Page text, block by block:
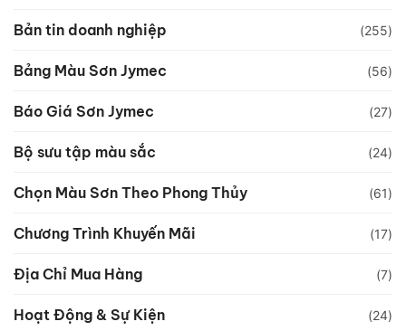
Bản tin doanh nghiệp (255)
Bảng Màu Sơn Jymec (56)
Báo Giá Sơn Jymec (27)
Bộ sưu tập màu sắc (24)
Chọn Màu Sơn Theo Phong Thủy (61)
Chương Trình Khuyến Mãi (17)
Địa Chỉ Mua Hàng (7)
Hoạt Động & Sự Kiện (24)